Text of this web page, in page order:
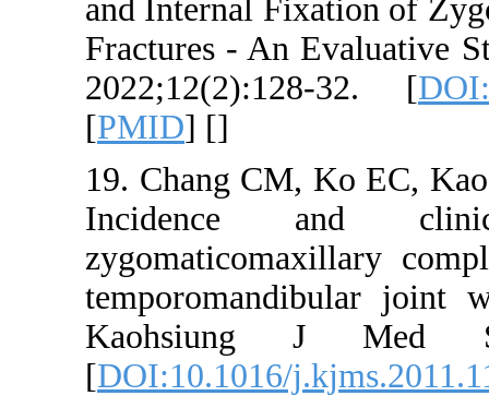
and Internal
Fractures - An
19. Chang
[DOI:10.1016/